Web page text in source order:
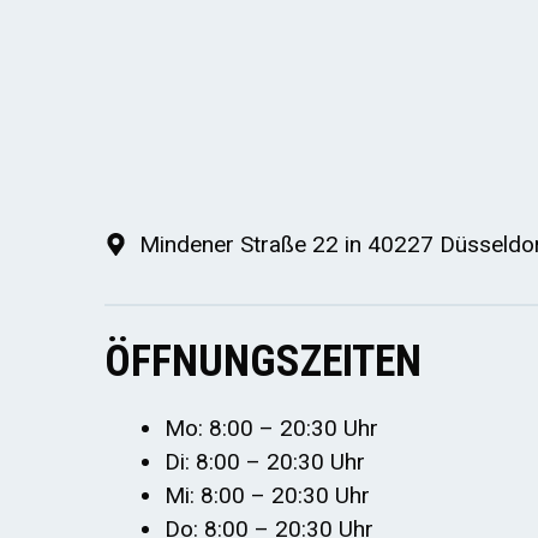
Mindener Straße 22 in 40227
ÖFFNUNGSZEITEN
Mo: 8:00 – 20:30 Uhr
Di: 8:00 – 20:30 Uhr
Mi: 8:00 – 20:30 Uhr
Do: 8:00 – 20:30 Uhr